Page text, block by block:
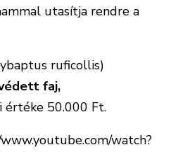
utasítja rendre a
ruficollis)
faj,
50.000 Ft.
watch?